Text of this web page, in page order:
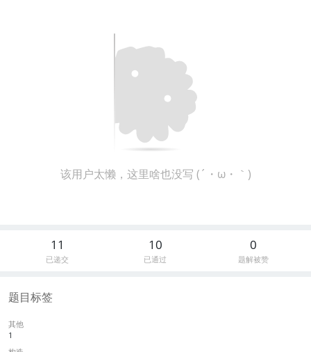
该用户太懒，这里啥也没写 (´・ω・｀)
11
已递交
10
已通过
0
题解被赞
题目标签
其他
1